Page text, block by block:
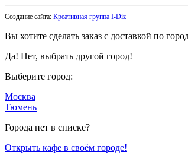
Создание сайта: Креативная группа I-Diz
Вы хотите сделать заказ с доставкой по
Да! Нет, выбрать другой город!
Выберите город:
Москва
Тюмень
Города нет в списке?
Открыть кафе в своём городе!